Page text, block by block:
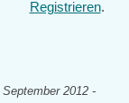
Registrieren.
2012 -